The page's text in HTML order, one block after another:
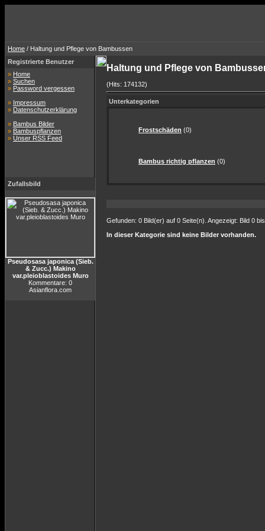
Home / Haltung und Pflege von Bambussen
Registrierte Benutzer
» Home
» Suchen
» Password vergessen
» Impressum
» Datenschutzerklärung
» Bambus Bilder
» Bambuspflanzen
» Unser RSS Feed
Zufallsbild
Pseudosasa japonica (Sieb.
& Zucc.) Makino
var.pleioblastoides Muro
Kommentare: 0
Asianflora.com
Haltung und Pflege von
(Hits: 174132)
Unterkategorien
Frostschäden (0)
Bambus richtig pflanzen (0)
Gefunden: 0 Bild(er) auf 0 Seite(n). Angezeigt: Bild 0
In dieser Kategorie sind keine Bilder vorhanden.